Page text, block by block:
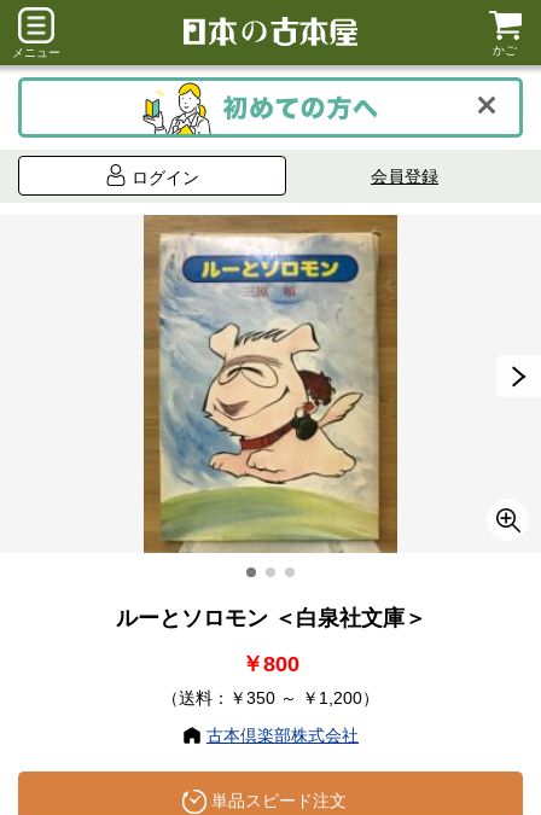
メニュー かご
ログイン 会員登録
ルーとソロモン ＜白泉社文庫＞
￥800
（送料：￥350 ～ ￥1,200）
古本倶楽部株式会社
単品スピード注文